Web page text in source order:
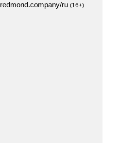
redmond.company/ru (16+)